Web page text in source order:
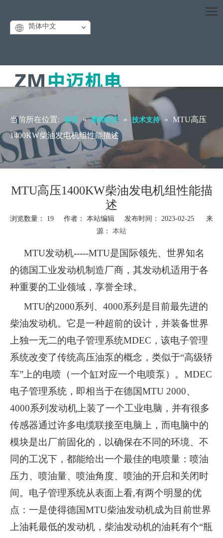
简体中文
当前所在位置: 首页 » 新闻动态 » 技术支持 » MTU高压
1400KW柴油发电机组性能描述
MTU高压1400KW柴油发电机组性能描
述
浏览数量： 19 作者： 本站编辑 发布时间： 2023-02-25 来
源： 本站
MTU发动机-----MTU是国际领先、世界知名
的德国工业发动机制造厂商，其发动机适用于各
种重要的工业领域，享誉全球。
MTU的2000系列、4000系列是目前最先进的
柴油发动机。它是一种超前的设计，并装备世界
上独一无二的电子管理系统MDEC，该电子管理
系统改变了传统高压油泵的概念，类似于“高级轿
车”上的电喷（一个缸对应一个电喷泵）。MDEC
电子管理系统，即相当于在德国MTU 2000、
4000系列发动机上装了一个工业电脑，并有很多
传感器通过许多电缆联接至电脑上，而电脑中的
模块是出厂前固化的，以确保在不同的环境、不
同的工况下，都能给出一个最佳的电喷量：喷油
压力、喷油量、喷油角度、喷油的开启和关闭时
间。电子管理系统从表面上看,有两个明显的优
点：一是使得德国MTU柴油发动机成为目前世界
上油耗最低的发动机，柴油发动机的油耗有个“瓶